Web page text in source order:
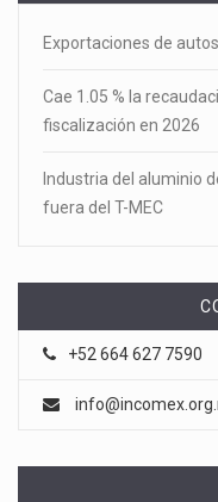
Exportaciones de
Cae 1.05 % la
fiscalización en 2026
Industria del aluminio
fuera del T-MEC
+52 664 627 7590